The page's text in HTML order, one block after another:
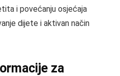
i povećanju osjećaja
dijete i aktivan način
za